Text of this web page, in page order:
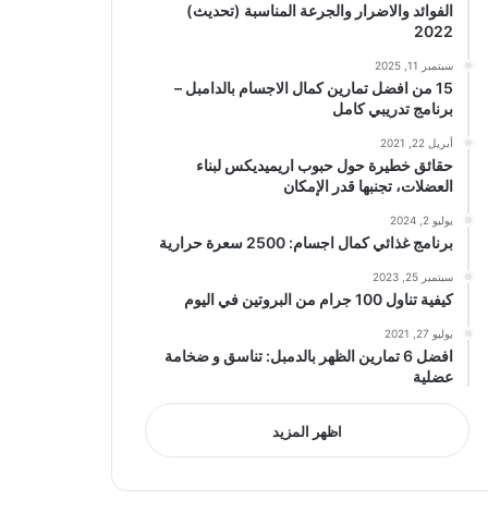
الفوائد والاضرار والجرعة المناسبة (تحديث)
2022
سبتمبر 11, 2025
15 من افضل تمارين كمال الاجسام بالدامبل –
برنامج تدريبي كامل
أبريل 22, 2021
حقائق خطيرة حول حبوب اريميديكس لبناء
العضلات، تجنبها قدر الإمكان
يوليو 2, 2024
برنامج غذائي كمال اجسام: 2500 سعرة حرارية
سبتمبر 25, 2023
كيفية تناول 100 جرام من البروتين في اليوم
يوليو 27, 2021
افضل 6 تمارين الظهر بالدمبل: تناسق و ضخامة
عضلية
اظهر المزيد